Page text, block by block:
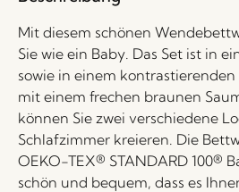
Mit diesem schönen
Sie wie ein Baby. Das Set ist in
sowie in einem
mit einem frechen braunen
können Sie zwei verschiedene
Schlafzimmer kreieren. Die
OEKO-TEX® STANDARD 100®
schön und bequem, dass es